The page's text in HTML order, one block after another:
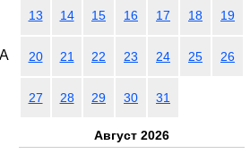
13 14 15 16 17 18 19
20 21 22 23 24 25 26
27 28 29 30 31
Август 2026